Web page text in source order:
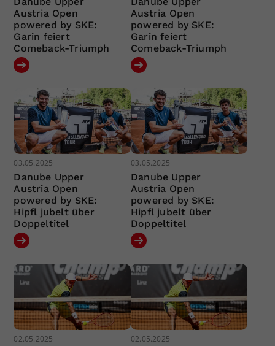
Austria Open
powered by SKE:
Garin feiert
Comeback-Triumph
Austria Open
powered by SKE:
Garin feiert
Comeback-Triumph
03.05.2025
Danube Upper
Austria Open
powered by SKE:
Hipfl jubelt über
Doppeltitel
03.05.2025
Danube Upper
Austria Open
powered by SKE:
Hipfl jubelt über
Doppeltitel
02.05.2025 02.05.2025